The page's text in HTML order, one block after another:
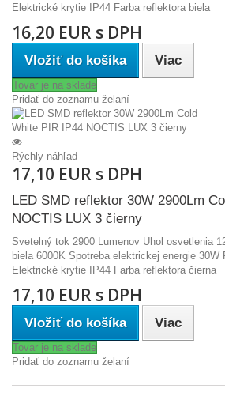
Elektrické krytie IP44 Farba reflektora biela
16,20 EUR s DPH
Vložiť do košíka Viac
Tovar je na sklade
Pridať do zoznamu želaní
Rýchly náhľad
17,10 EUR s DPH
LED SMD reflektor 30W 2900Lm
NOCTIS LUX 3 čierny
Svetelný tok 2900 Lumenov Uhol osvetlenia
biela 6000K Spotreba elektrickej energie 30W
Elektrické krytie IP44 Farba reflektora čierna
17,10 EUR s DPH
Vložiť do košíka Viac
Tovar je na sklade
Pridať do zoznamu želaní